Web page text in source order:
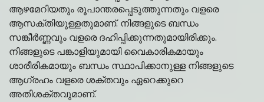
ആഴമേറിയതും രൂപാന്തരപ്പെടുത്തുന്നതും വളരെ
ആസക്തിയുള്ളതുമാണ്. നിങ്ങളുടെ ബന്ധം
സങ്കീർണ്ണവും വളരെ ദഹിപ്പിക്കുന്നതുമായിരിക്കും.
നിങ്ങളുടെ പങ്കാളിയുമായി വൈകാരികമായും
ശാരീരികമായും ബന്ധം സ്ഥാപിക്കാനുള്ള നിങ്ങളുടെ
ആഗ്രഹം വളരെ ശക്തവും ഏറെക്കുറെ
അതിശക്തവുമാണ്.